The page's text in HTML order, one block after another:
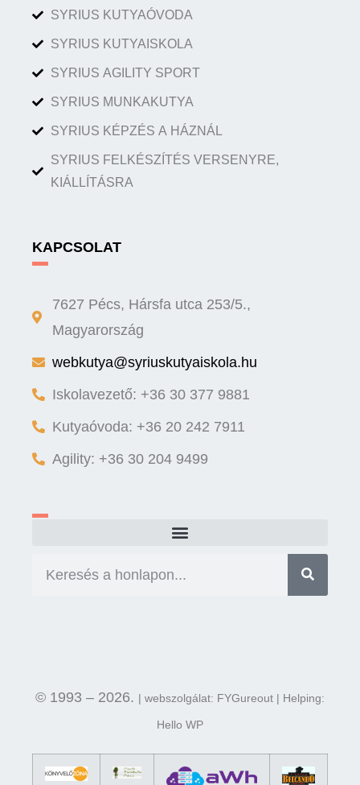
SYRIUS KUTYAÓVODA
SYRIUS KUTYAISKOLA
SYRIUS AGILITY SPORT
SYRIUS MUNKAKUTYA
SYRIUS KÉPZÉS A HÁZNÁL
SYRIUS FELKÉSZÍTÉS VERSENYRE,
KIÁLLÍTÁSRA
KAPCSOLAT
7627 Pécs, Hársfa utca 253/5.,
Magyarország
webkutya@syriuskutyaiskola.hu
Iskolavezető: +36 30 377 9881
Kutyaóvoda: +36 20 242 7911
Agility: +36 30 204 9499
© 1993 – 2026. | webszolgálat: FYGureout | Helping:
Hello WP